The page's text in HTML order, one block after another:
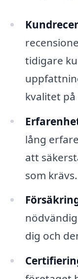
tidigare
kvalitet
lång
att
som krävs.
dig och